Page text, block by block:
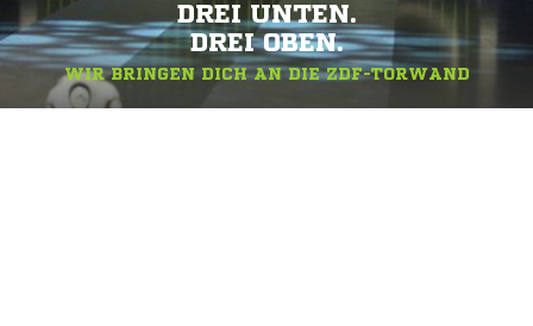
DREI UNTEN.
DREI OBEN.
WIR BRINGEN DICH AN DIE ZDF-TORWAND